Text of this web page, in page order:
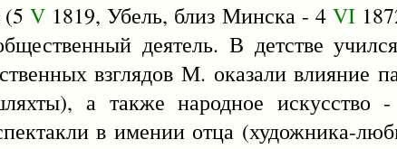
(5V 1819, Убель, близ Минска - 4 VI
деятель. В детстве
взглядов М. оказали влияние
а также народное искусство
в имении отца (художника-